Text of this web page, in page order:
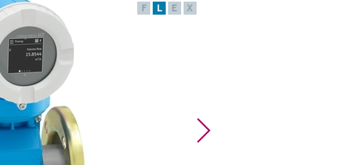
F L E X